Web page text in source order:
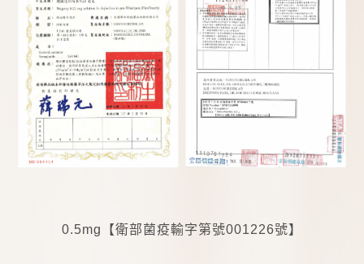
0.5mg 【衛部菌疫輸字第號001226號】